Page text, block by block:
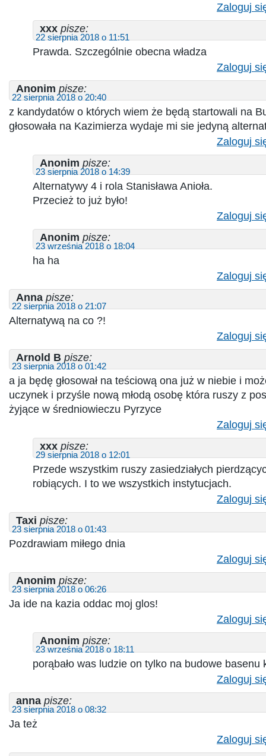
Zaloguj
xxx pisze:
22 sierpnia 2018 o 11:51
Prawda. Szczególnie obecna władza
Zaloguj
Anonim pisze:
22 sierpnia 2018 o 20:40
z kandydatów o których wiem że będą startowali na
głosowała na Kazimierza wydaje mi sie jedyną
Zaloguj
Anonim pisze:
23 sierpnia 2018 o 14:39
Alternatywy 4 i rola Stanisława Anioła.
Przecież to już było!
Zaloguj
Anonim pisze:
23 września 2018 o 18:04
ha ha
Zaloguj
Anna pisze:
22 sierpnia 2018 o 21:07
Alternatywą na co ?!
Zaloguj
Arnold B pisze:
23 sierpnia 2018 o 01:42
a ja będę głosował na teściową ona już w niebie i
uczynek i przyśle nową młodą osobę która ruszy z
żyjące w średniowieczu Pyrzyce
Zaloguj
xxx pisze:
29 sierpnia 2018 o 12:01
Przede wszystkim ruszy zasiedziałych
robiących. I to we wszystkich instytucjach.
Zaloguj
Taxi pisze:
23 sierpnia 2018 o 01:43
Pozdrawiam miłego dnia
Zaloguj
Anonim pisze:
23 sierpnia 2018 o 06:26
Ja ide na kazia oddac moj glos!
Zaloguj
Anonim pisze:
23 września 2018 o 18:11
porąbało was ludzie on tylko na budowe basenu
Zaloguj
anna pisze:
23 sierpnia 2018 o 08:32
Ja też
Zaloguj